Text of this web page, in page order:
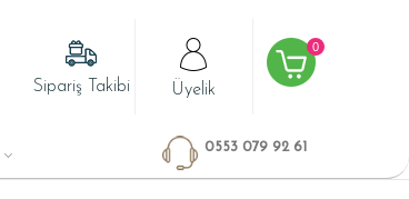
Sipariş Takibi Üyelik
0
0553 079 92 61